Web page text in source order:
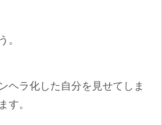
。
ヘラ化した自分を見せてしま
す。